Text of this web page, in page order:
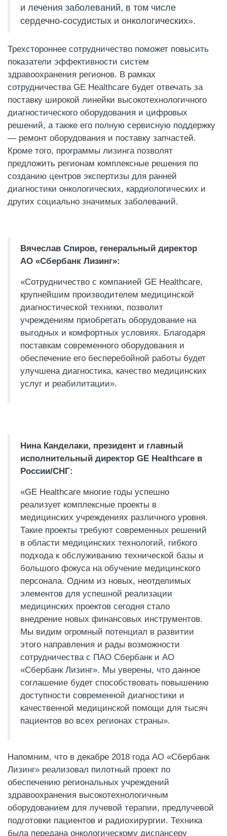
и лечения заболеваний, в том числе
сердечно-сосудистых и онкологических».
Трехстороннее сотрудничество поможет повысить
показатели эффективности систем
здравоохранения регионов. В рамках
сотрудничества GE Healthcare будет отвечать за
поставку широкой линейки высокотехнологичного
диагностического оборудования и цифровых
решений, а также его полную сервисную поддержку
— ремонт оборудования и поставку запчастей.
Кроме того, программы лизинга позволят
предложить регионам комплексные решения по
созданию центров экспертизы для ранней
диагностики онкологических, кардиологических и
других социально значимых заболеваний.
Вячеслав Спиров, генеральный директор
АО «Сбербанк Лизинг»:
«Сотрудничество с компанией GE Healthcare,
крупнейшим производителем медицинской
диагностической техники, позволит
учреждениям приобретать оборудование на
выгодных и комфортных условиях. Благодаря
поставкам современного оборудования и
обеспечение его бесперебойной работы будет
улучшена диагностика, качество медицинских
услуг и реабилитации».
Нина Канделаки, президент и главный
исполнительный директор GE Healthcare в
России/СНГ:
«GE Healthcare многие годы успешно
реализует комплексные проекты в
медицинских учреждениях различного уровня.
Такие проекты требуют современных решений
в области медицинских технологий, гибкого
подхода к обслуживанию технической базы и
большого фокуса на обучение медицинского
персонала. Одним из новых, неотделимых
элементов для успешной реализации
медицинских проектов сегодня стало
внедрение новых финансовых инструментов.
Мы видим огромный потенциал в развитии
этого направления и рады возможности
сотрудничества с ПАО Сбербанк и АО
«Сбербанк Лизинг». Мы уверены, что данное
соглашение будет способствовать повышению
доступности современной диагностики и
качественной медицинской помощи для тысяч
пациентов во всех регионах страны».
Напомним, что в декабре 2018 года АО «Сбербанк
Лизинг» реализовал пилотный проект по
обеспечению региональных учреждений
здравоохранения высокотехнологичным
оборудованием для лучевой терапии, предлучевой
подготовки пациентов и радиохирургии. Техника
была передана онкологическому диспансеру